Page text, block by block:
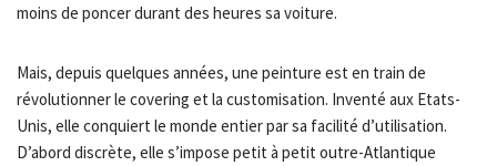
moins de poncer durant des heures sa voiture.
Mais, depuis quelques années, une peinture est en train de
révolutionner le covering et la customisation. Inventé aux Etats-
Unis, elle conquiert le monde entier par sa facilité d’utilisation.
D’abord discrète, elle s’impose petit à petit outre-Atlantique